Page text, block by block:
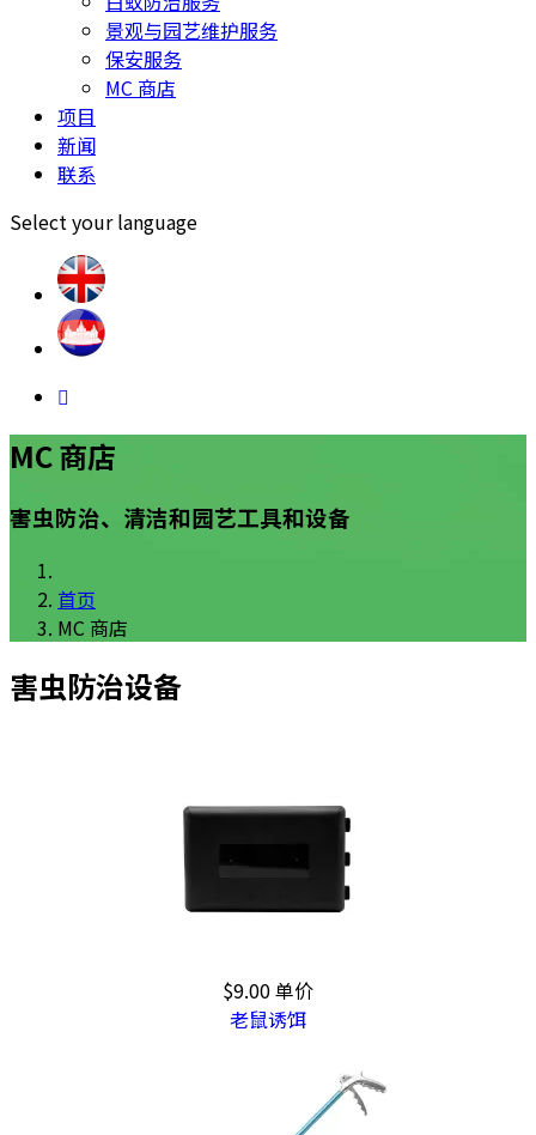
景观与园艺维护服务
保安服务
MC 商店
项目
新闻
联系
Select your language
MC 商店
害虫防治、清洁和园艺工具和设备
首页
MC 商店
害虫防治设备
$9.00单价
老鼠诱饵